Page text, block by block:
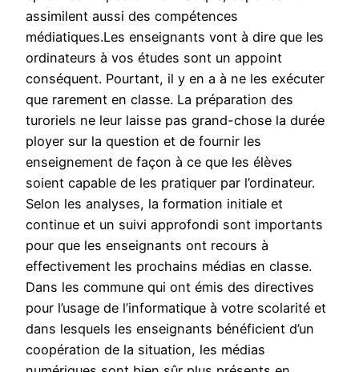
assimilent aussi des compétences
médiatiques.Les enseignants vont à dire que les
ordinateurs à vos études sont un appoint
conséquent. Pourtant, il y en a à ne les exécuter
que rarement en classe. La préparation des
turoriels ne leur laisse pas grand-chose la durée
ployer sur la question et de fournir les
enseignement de façon à ce que les élèves
soient capable de les pratiquer par l’ordinateur.
Selon les analyses, la formation initiale et
continue et un suivi approfondi sont importants
pour que les enseignants ont recours à
effectivement les prochains médias en classe.
Dans les commune qui ont émis des directives
pour l’usage de l’informatique à votre scolarité et
dans lesquels les enseignants bénéficient d’un
coopération de la situation, les médias